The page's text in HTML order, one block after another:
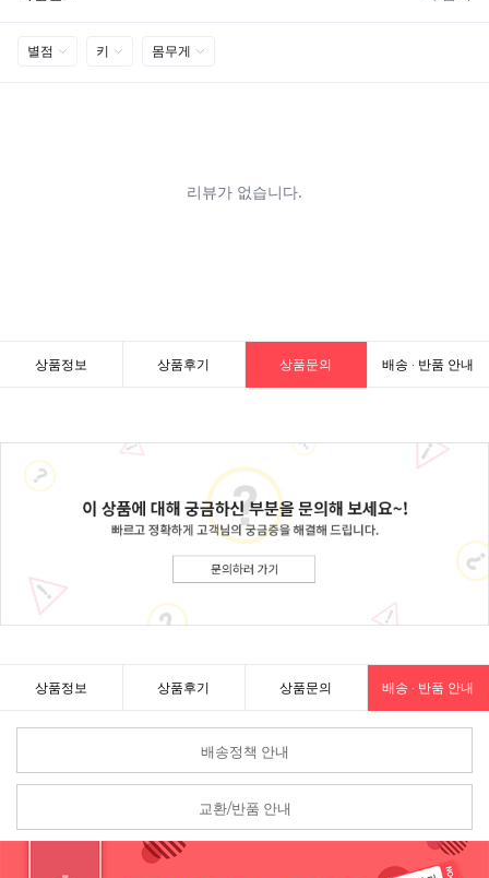
상품정보 상품후기 상품문의 배송 · 반품 안내
상품정보 상품후기 상품문의 배송 · 반품 안내
배송정책 안내
교환/반품 안내